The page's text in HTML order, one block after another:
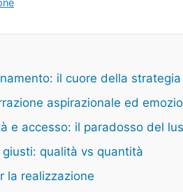
il cuore della strategia
aspirazionale ed
e accesso: il paradosso del
qualità vs quantità
la realizzazione